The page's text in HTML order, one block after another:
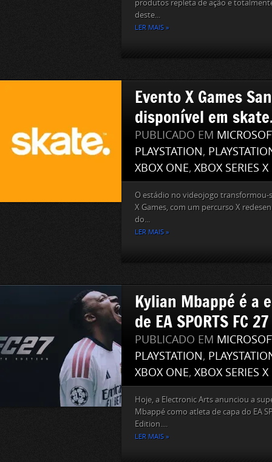
produtos repleta de ação e
deste...
LER MAIS »
Evento X Games
disponível em
PUBLICADO EM
PLAYSTATION,
XBOX ONE, XBOX SERIES X
O estádio no videojogo transformou-
X Games, com um percurso X
do...
LER MAIS »
Kylian Mbappé é a
de EA SPORTS FC 27
PUBLICADO EM
PLAYSTATION,
XBOX ONE, XBOX SERIES X
Hoje, a Electronic Arts anunciou a
Mbappé como atleta de capa do EA
Edition....
LER MAIS »